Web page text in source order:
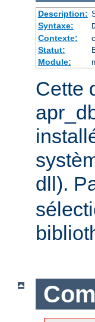
Description:
Syntaxe:
Contexte:
Statut:
Module:
Cette
dll).